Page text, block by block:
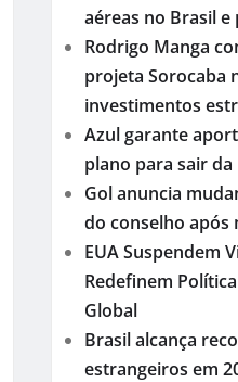
aéreas no Brasil
Rodrigo Manga
projeta Sorocaba
investimentos
Azul garante
plano para sair
Gol anuncia
do conselho
EUA Suspendem
Redefinem
Global
Brasil alcança
estrangeiros em